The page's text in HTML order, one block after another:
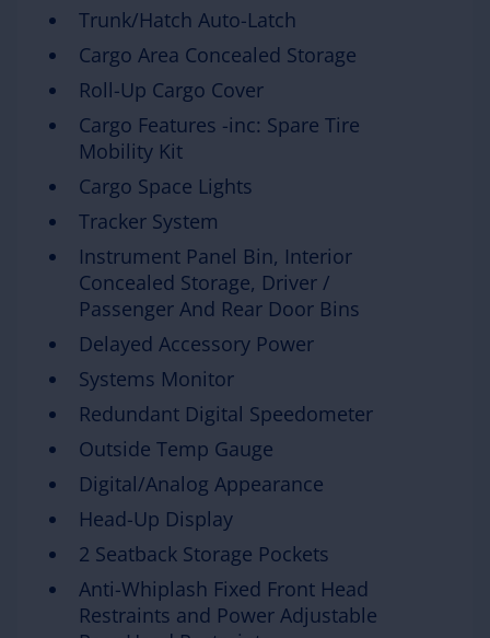
Trunk/Hatch Auto-Latch
Cargo Area Concealed Storage
Roll-Up Cargo Cover
Cargo Features -inc: Spare Tire
Mobility Kit
Cargo Space Lights
Tracker System
Instrument Panel Bin, Interior
Concealed Storage, Driver /
Passenger And Rear Door Bins
Delayed Accessory Power
Systems Monitor
Redundant Digital Speedometer
Outside Temp Gauge
Digital/Analog Appearance
Head-Up Display
2 Seatback Storage Pockets
Anti-Whiplash Fixed Front Head
Restraints and Power Adjustable